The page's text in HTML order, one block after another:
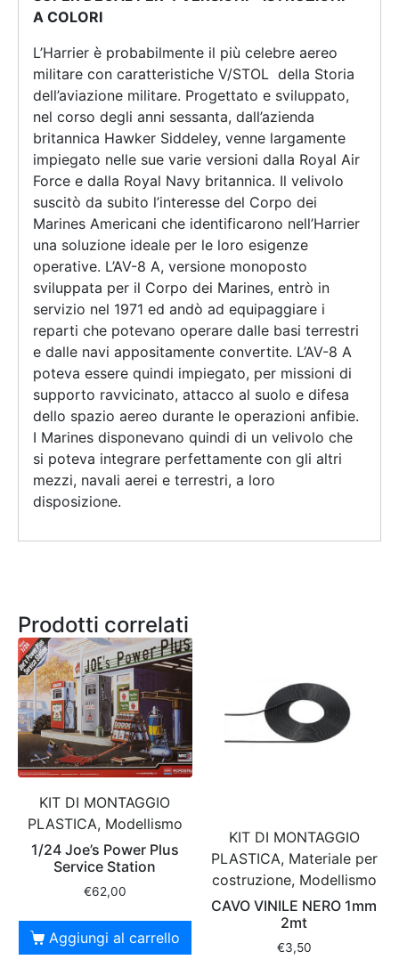
A COLORI
L’Harrier è probabilmente il più celebre aereo
militare con caratteristiche V/STOL della Storia
dell’aviazione militare. Progettato e sviluppato,
nel corso degli anni sessanta, dall’azienda
britannica Hawker Siddeley, venne largamente
impiegato nelle sue varie versioni dalla Royal Air
Force e dalla Royal Navy britannica. Il velivolo
suscitò da subito l’interesse del Corpo dei
Marines Americani che identificarono nell’Harrier
una soluzione ideale per le loro esigenze
operative. L’AV-8 A, versione monoposto
sviluppata per il Corpo dei Marines, entrò in
servizio nel 1971 ed andò ad equipaggiare i
reparti che potevano operare dalle basi terrestri
e dalle navi appositamente convertite. L’AV-8 A
poteva essere quindi impiegato, per missioni di
supporto ravvicinato, attacco al suolo e difesa
dello spazio aereo durante le operazioni anfibie.
I Marines disponevano quindi di un velivolo che
si poteva integrare perfettamente con gli altri
mezzi, navali aerei e terrestri, a loro
disposizione.
Prodotti correlati
KIT DI MONTAGGIO
PLASTICA, Modellismo
1/24 Joe’s Power Plus
Service Station
€62,00
Aggiungi al carrello
KIT DI MONTAGGIO
PLASTICA, Materiale per
costruzione, Modellismo
CAVO VINILE NERO 1mm
2mt
€3,50